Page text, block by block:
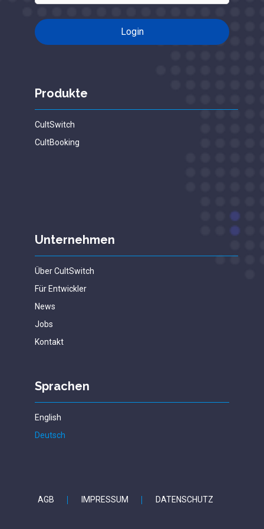
Produkte
CultSwitch
CultBooking
Unternehmen
Über CultSwitch
Für Entwickler
News
Jobs
Kontakt
Sprachen
English
Deutsch
AGB IMPRESSUM DATENSCHUTZ